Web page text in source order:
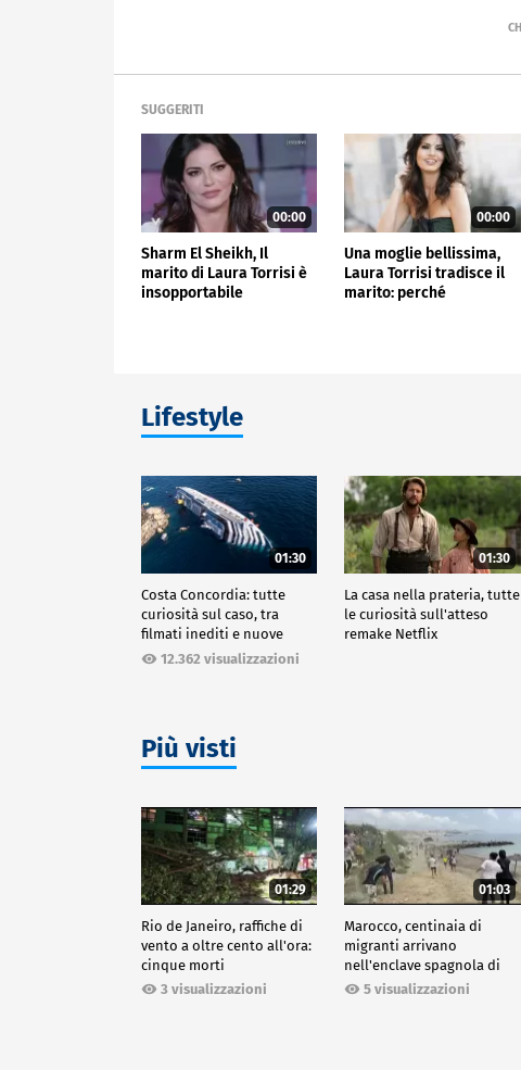
SUGGERITI
00:00
Sharm El Sheikh, Il
marito di Laura Torrisi è
insopportabile
00:00
Una moglie bellissima,
Laura Torrisi tradisce il
marito: perché
Lifestyle
01:30
Costa Concordia: tutte
curiosità sul caso, tra
filmati inediti e nuove
ricostruzioni
12.362 visualizzazioni
01:30
La casa nella prateria, tutte
le curiosità sull'atteso
remake Netflix
Più visti
01:29
Rio de Janeiro, raffiche di
vento a oltre cento all'ora:
cinque morti
3 visualizzazioni
01:03
Marocco, centinaia di
migranti arrivano
nell'enclave spagnola di
Ceuta5 visualizzazioni